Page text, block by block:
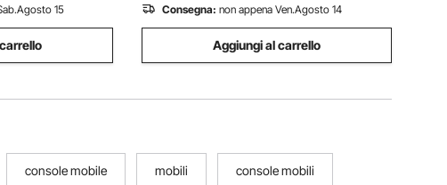
15 Consegna: non appena Ven.Agosto 14
Aggiungi al carrello
console mobile mobili console mobili